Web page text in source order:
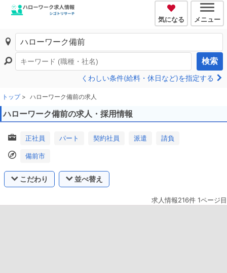
気になる メニュー
検索
くわしい条件(給料・休日など)を指定する
トップ ハローワーク備前の求人
ハローワーク備前の求人・採用情報
正社員 パート 契約社員 派遣 請負
備前市
こだわり 並べ替え
求人情報216件 1ページ目